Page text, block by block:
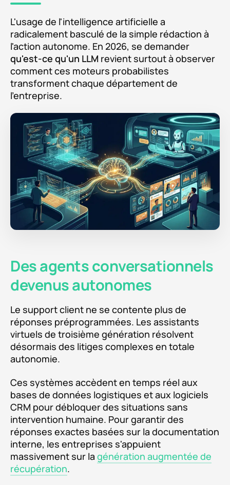
L'usage de l'intelligence artificielle a
radicalement basculé de la simple rédaction à
l'action autonome. En 2026, se demander
qu'est-ce qu'un LLM revient surtout à observer
comment ces moteurs probabilistes
transforment chaque département de
l'entreprise.
Des agents conversationnels
devenus autonomes
Le support client ne se contente plus de
réponses préprogrammées. Les assistants
virtuels de troisième génération résolvent
désormais des litiges complexes en totale
autonomie.
Ces systèmes accèdent en temps réel aux
bases de données logistiques et aux logiciels
CRM pour débloquer des situations sans
intervention humaine. Pour garantir des
réponses exactes basées sur la documentation
interne, les entreprises s'appuient
massivement sur la génération augmentée de
récupération.